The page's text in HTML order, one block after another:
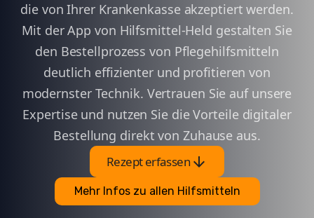
die von Ihrer Krankenkasse akzeptiert werden.
Mit der App von Hilfsmittel-Held gestalten Sie
den Bestellprozess von Pflegehilfsmitteln
deutlich effizienter und profitieren von
modernster Technik. Vertrauen Sie auf unsere
Expertise und nutzen Sie die Vorteile digitaler
Bestellung direkt von Zuhause aus.
Rezept erfassenarrow_downward
Mehr Infos zu allen Hilfsmitteln